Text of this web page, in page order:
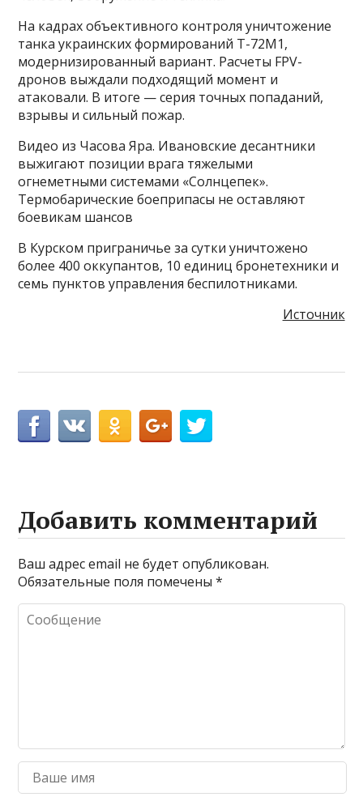
На кадрах объективного контроля уничтожение
танка украинских формирований Т-72М1,
модернизированный вариант. Расчеты FPV-
дронов выждали подходящий момент и
атаковали. В итоге — серия точных попаданий,
взрывы и сильный пожар.
Видео из Часова Яра. Ивановские десантники
выжигают позиции врага тяжелыми
огнеметными системами «Солнцепек».
Термобарические боеприпасы не оставляют
боевикам шансов
В Курском приграничье за сутки уничтожено
более 400 оккупантов, 10 единиц бронетехники и
семь пунктов управления беспилотниками.
Источник
Добавить комментарий
Ваш адрес email не будет опубликован.
Обязательные поля помечены*